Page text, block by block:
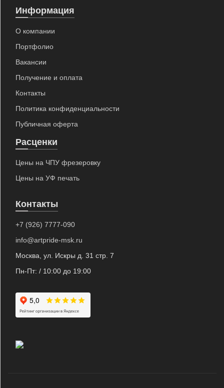
Информация
О компании
Портфолио
Вакансии
Получение и оплата
Контакты
Политика конфиденциальности
Публичная оферта
Расценки
Цены на ЧПУ фрезеровку
Цены на УФ печать
Контакты
+7 (926) 7777-090
info@artpride-msk.ru
Москва, ул. Искры д. 31 стр. 7
Пн-Пт: / 10:00 до 19:00